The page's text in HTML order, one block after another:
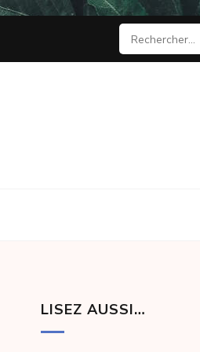
Rechercher :
LISEZ AUSSI…